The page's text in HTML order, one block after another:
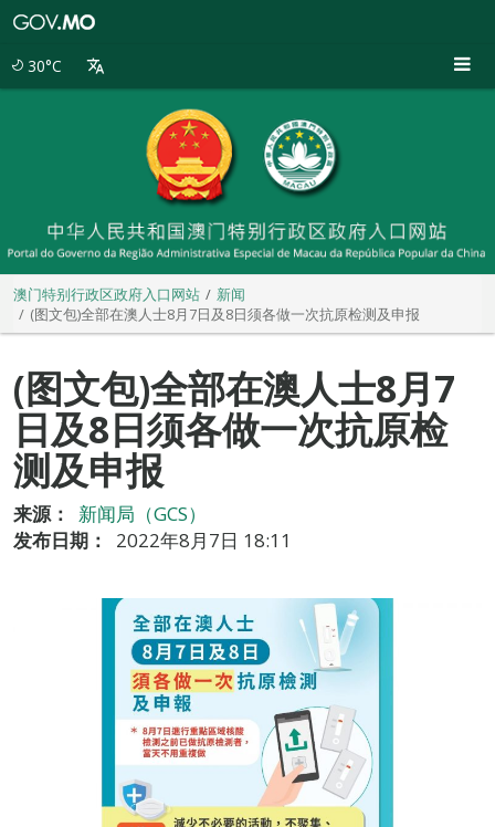
30°C
澳门特别行政区政府入口网站
新闻
(图文包)全部在澳人士8月7日及8日须各做一次抗原检测及申报
(图文包)全部在澳人士8月7
日及8日须各做一次抗原检
测及申报
来源：
新闻局（GCS）
发布日期：
2022年8月7日 18:11